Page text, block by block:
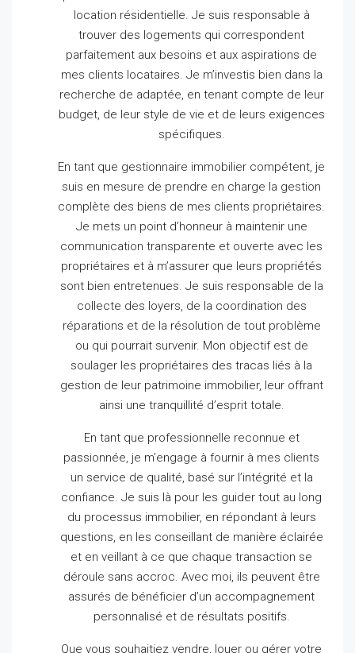
location résidentielle. Je suis responsable à
trouver des logements qui correspondent
parfaitement aux besoins et aux aspirations de
mes clients locataires. Je m’investis bien dans la
recherche de adaptée, en tenant compte de leur
budget, de leur style de vie et de leurs exigences
spécifiques.
En tant que gestionnaire immobilier compétent, je
suis en mesure de prendre en charge la gestion
complète des biens de mes clients propriétaires.
Je mets un point d’honneur à maintenir une
communication transparente et ouverte avec les
propriétaires et à m’assurer que leurs propriétés
sont bien entretenues. Je suis responsable de la
collecte des loyers, de la coordination des
réparations et de la résolution de tout problème
ou qui pourrait survenir. Mon objectif est de
soulager les propriétaires des tracas liés à la
gestion de leur patrimoine immobilier, leur offrant
ainsi une tranquillité d’esprit totale.
En tant que professionnelle reconnue et
passionnée, je m’engage à fournir à mes clients
un service de qualité, basé sur l’intégrité et la
confiance.Je suis là pour les guider tout au long
du processus immobilier, en répondant à leurs
questions, en les conseillant de manière éclairée
et en veillant à ce que chaque transaction se
déroule sans accroc. Avec moi, ils peuvent être
assurés de bénéficier d’un accompagnement
personnalisé et de résultats positifs.
Que vous souhaitiez vendre, louer ou gérer votre